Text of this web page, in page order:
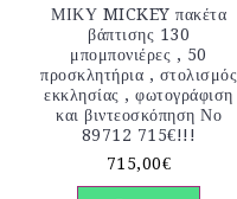
ΜΙΚΥ MICKEY πακέτα
βάπτισης 130
μπομπονιέρες , 50
προσκλητήρια , στολισμός
εκκλησίας , φωτογράφιση
και βιντεοσκόπηση Νο
89712 715€!!!
715,00€